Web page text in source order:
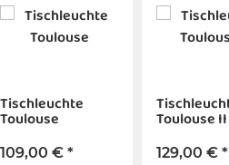
Tischleuchte
Toulouse
109,00 € *
Toulouse II
129,00 € *